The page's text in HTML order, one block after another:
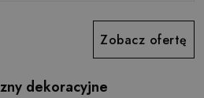
Zobacz ofertę
dekoracyjne